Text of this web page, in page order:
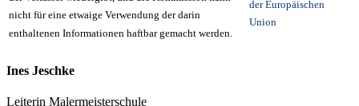
nicht für eine etwaige Verwendung der darin
enthaltenen Informationen haftbar gemacht werden.
der Europäischen
Union
Ines Jeschke
Leiterin Malermeisterschule